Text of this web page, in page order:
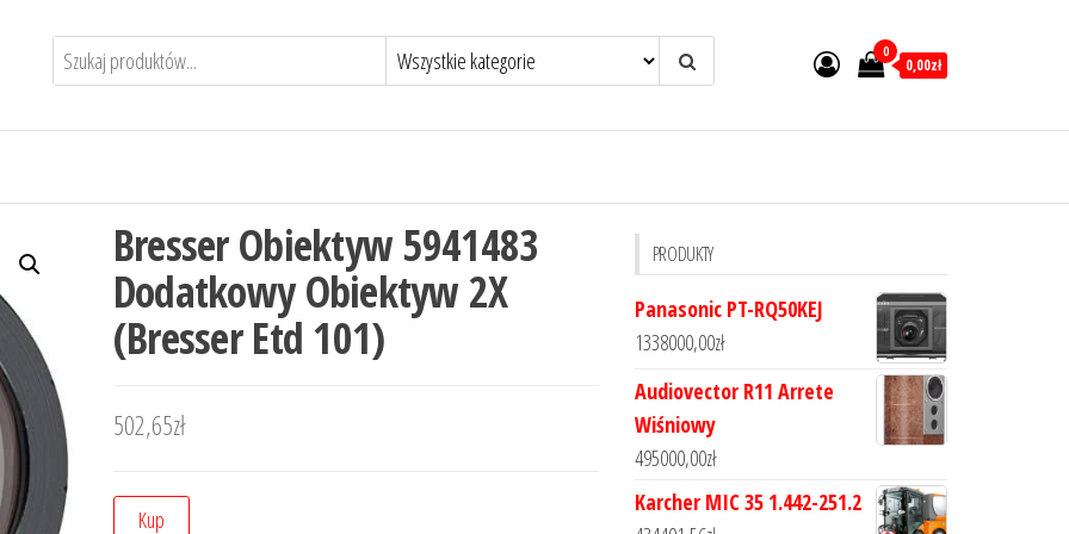
0
0,00zł
Bresser Obiektyw 5941483
Dodatkowy Obiektyw 2X
(Bresser Etd 101)
502,65zł
Kup
PRODUKTY
Panasonic PT-RQ50KEJ
1338000,00zł
Audiovector R11 Arrete
Wiśniowy
495000,00zł
Karcher MIC 35 1.442-251.2